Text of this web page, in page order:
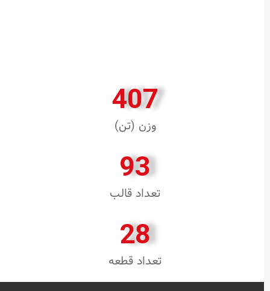
407
وزن (تن)
93
تعداد قالب
28
تعداد قطعه